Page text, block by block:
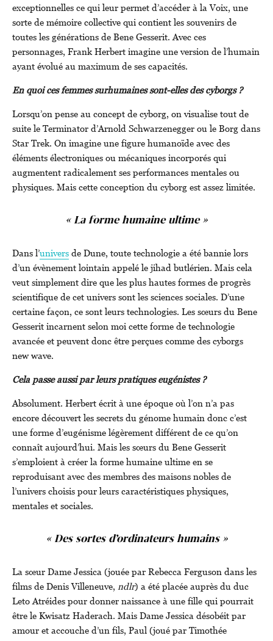
exceptionnelles ce qui leur permet d’accéder à la Voix, une
sorte de mémoire collective qui contient les souvenirs de
toutes les générations de Bene Gesserit. Avec ces
personnages, Frank Herbert imagine une version de l’humain
ayant évolué au maximum de ses capacités.
En quoi ces femmes surhumaines sont-elles des cyborgs ?
Lorsqu’on pense au concept de cyborg, on visualise tout de
suite le Terminator d’Arnold Schwarzenegger ou le Borg dans
Star Trek. On imagine une figure humanoïde avec des
éléments électroniques ou mécaniques incorporés qui
augmentent radicalement ses performances mentales ou
physiques. Mais cette conception du cyborg est assez limitée.
« La forme humaine ultime »
Dans l’universde Dune, toute technologie a été bannie lors
d’un évènement lointain appelé le jihad butlérien. Mais cela
veut simplement dire que les plus hautes formes de progrès
scientifique de cet univers sont les sciences sociales. D’une
certaine façon, ce sont leurs technologies. Les sœurs du Bene
Gesserit incarnent selon moi cette forme de technologie
avancée et peuvent donc être perçues comme des cyborgs
new wave.
Cela passe aussi par leurs pratiques eugénistes ?
Absolument. Herbert écrit à une époque où l’on n’a pas
encore découvert les secrets du génome humain donc c’est
une forme d’eugénisme légèrement différent de ce qu’on
connaît aujourd’hui. Mais les sœurs du Bene Gesserit
s’emploient à créer la forme humaine ultime en se
reproduisant avec des membres des maisons nobles de
l’univers choisis pour leurs caractéristiques physiques,
mentales et sociales.
« Des sortes d’ordinateurs humains »
La sœur Dame Jessica (jouée par Rebecca Ferguson dans les
films de Denis Villeneuve, ndlr) a été placée auprès du duc
Leto Atréides pour donner naissance à une fille qui pourrait
être le Kwisatz Haderach. Mais Dame Jessica désobéit par
amour et accouche d’un fils, Paul (joué par Timothée